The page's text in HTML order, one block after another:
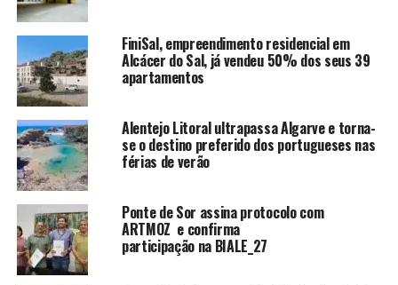
FiniSal, empreendimento residencial em
Alcácer do Sal, já vendeu 50% dos seus 39
apartamentos
Alentejo Litoral ultrapassa Algarve e torna-
se o destino preferido dos portugueses nas
férias de verão
Ponte de Sor assina protocolo com
ARTMOZ e confirma
participação na BIALE_27